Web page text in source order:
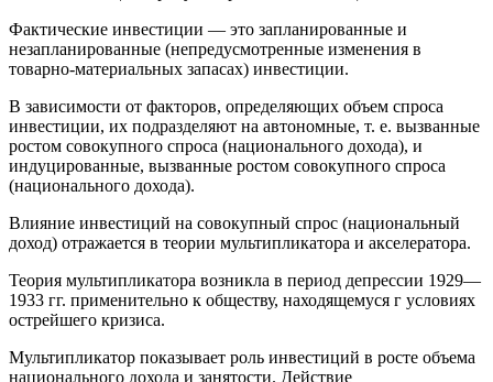
Фактические инвестиции — это запланированные и
незапланированные (непредусмотренные изменения в
товарно-материальных запасах) инвестиции.
В зависимости от факторов, определяющих объем спроса
инвестиции, их подразделяют на автономные, т. е. вызванные
ростом совокупного спроса (национального дохода), и
индуцированные, вызванные ростом совокупного спроса
(национального дохода).
Влияние инвестиций на совокупный спрос (национальный
доход) отражается в теории мультипликатора и акселератора.
Теория мультипликатора возникла в период депрессии 1929—
1933 гг. применительно к обществу, находящемуся г условиях
острейшего кризиса.
Мультипликатор показывает роль инвестиций в росте объема
национального дохода и занятости. Действие